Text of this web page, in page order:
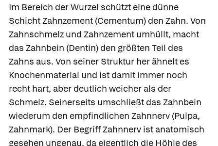
Im Bereich der Wurzel schützt eine dünne
SchichtZahnzement (Cementum) den Zahn. Von
Zahnschmelz und Zahnzement umhüllt, macht
das Zahnbein (Dentin) den größten Teil des
Zahns aus. Von seiner Struktur her ähnelt es
Knochenmaterial und ist damit immer noch
recht hart, aber deutlich weicher als der
Schmelz. Seinerseits umschließt das Zahnbein
wiederum den empfindlichen Zahnnerv (Pulpa,
Zahnmark). Der Begriff Zahnnerv ist anatomisch
gesehen ungenau, da eigentlich die Höhle des